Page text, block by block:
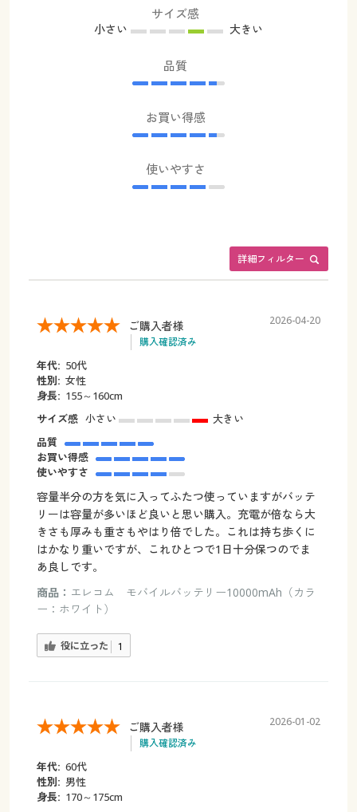
サイズ感
小さい 大きい
品質
お買い得感
使いやすさ
詳細フィルター
ご購入者様
購入確認済み
2026-04-20
年代: 50代
性別: 女性
身長: 155～160cm
サイズ感 小さい
大きい
品質
お買い得感
使いやすさ
容量半分の方を気に入ってふたつ使っていますがバッテ
リーは容量が多いほど良いと思い購入。充電が倍なら大
きさも厚みも重さもやはり倍でした。これは持ち歩くに
はかなり重いですが、これひとつで1日十分保つのでま
あ良しです。
商品： エレコム モバイルバッテリー10000mAh（カラ
ー：ホワイト）
役に立った 1
ご購入者様
購入確認済み
2026-01-02
年代: 60代
性別: 男性
身長: 170～175cm